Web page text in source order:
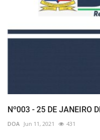
Nº003 - 25 DE JANEIRO
DOA Jun 11, 2021 431